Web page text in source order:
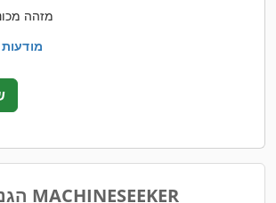
מזהה מכונה:
+49 201 8... מודעות
הגנת הקונה של MACHINESEEKER